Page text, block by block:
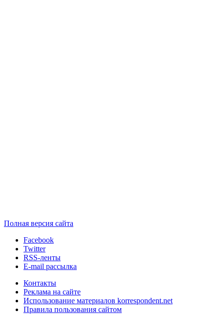
Полная версия сайта
Facebook
Twitter
RSS-ленты
E-mail рассылка
Контакты
Реклама на сайте
Использование материалов korrespondent.net
Правила пользования сайтом